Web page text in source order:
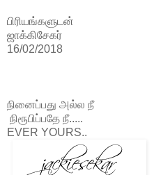
பிரியங்களுடன்
ஜாக்கிசேகர்
16/02/2018
நினைப்பது அல்ல நீ
நிரூபிப்பதே நீ.....
EVER YOURS..